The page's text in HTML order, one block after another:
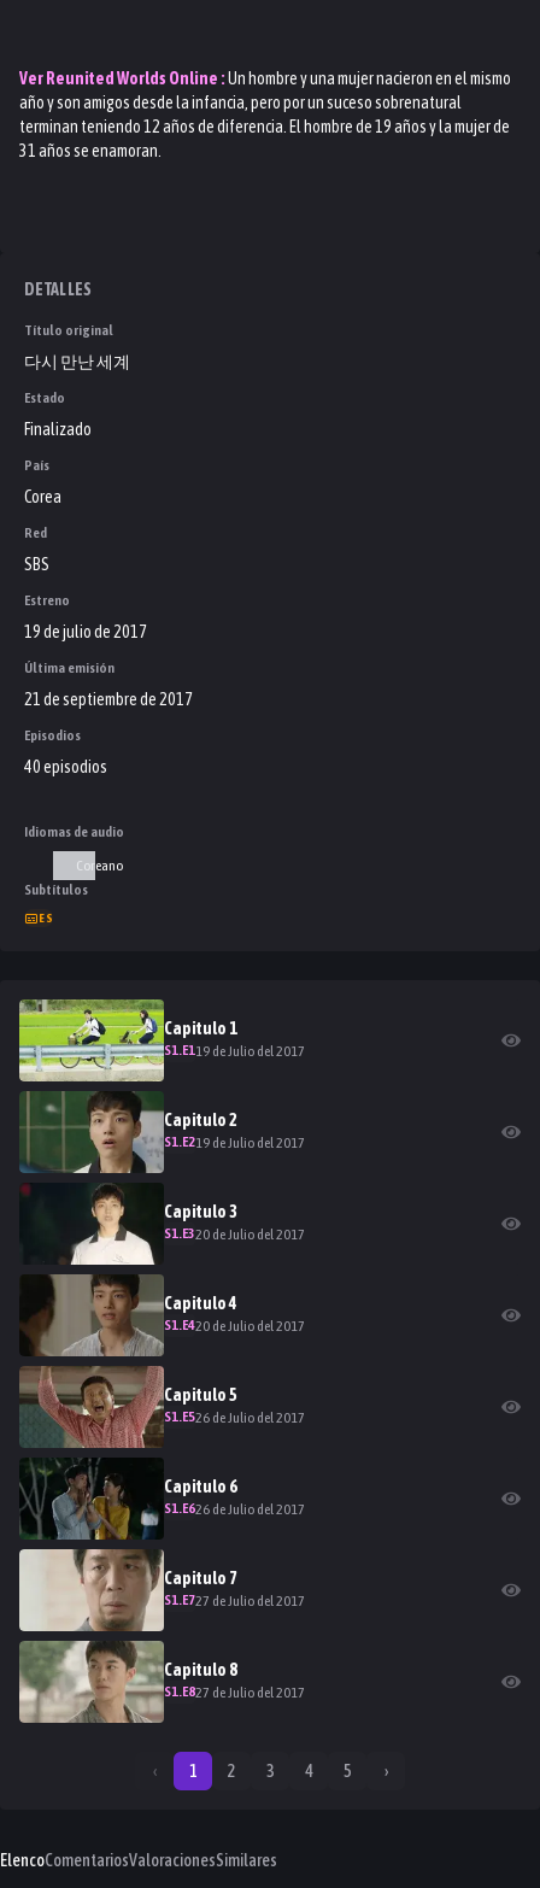
Ver Reunited Worlds Online :Un hombre y una mujer nacieron en el mismo
año y son amigos desde la infancia, pero por un suceso sobrenatural
terminan teniendo 12 años de diferencia. El hombre de 19 años y la mujer de
31 años se enamoran.
DETALLES
Título original
다시 만난 세계
Estado
Finalizado
País
Corea
Red
SBS
Estreno
19 de julio de 2017
Última emisión
21 de septiembre de 2017
Episodios
40 episodios
Idiomas de audio
Coreano
Subtítulos
ES
Capitulo 1
S1.E119 de Julio del 2017
Capitulo2
S1.E219 de Julio del 2017
Capitulo3
S1.E320 de Julio del 2017
Capitulo4
S1.E420 de Julio del 2017
Capitulo5
S1.E526 de Julio del 2017
Capitulo 6
S1.E626 de Julio del 2017
Capitulo 7
S1.E727 de Julio del 2017
Capitulo 8
S1.E827 de Julio del 2017
‹ 1 2 3 4 5 ›
ElencoComentariosValoracionesSimilares